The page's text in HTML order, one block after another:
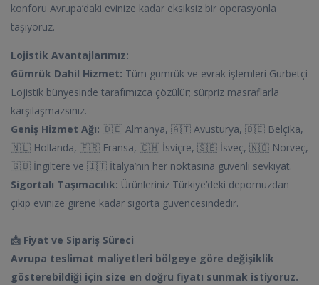
konforu Avrupa’daki evinize kadar eksiksiz bir operasyonla
taşıyoruz.
Lojistik Avantajlarımız:
Gümrük Dahil Hizmet: Tüm gümrük ve evrak işlemleri Gurbetçi
Lojistik bünyesinde tarafımızca çözülür; sürpriz masraflarla
karşılaşmazsınız.
Geniş Hizmet Ağı: 🇩🇪 Almanya, 🇦🇹 Avusturya, 🇧🇪 Belçika,
🇳🇱 Hollanda, 🇫🇷 Fransa, 🇨🇭 İsviçre, 🇸🇪 İsveç, 🇳🇴 Norveç,
🇬🇧 İngiltere ve 🇮🇹 İtalya’nın her noktasına güvenli sevkiyat.
Sigortalı Taşımacılık: Ürünleriniz Türkiye’deki depomuzdan
çıkıp evinize girene kadar sigorta güvencesindedir.
📩 Fiyat ve Sipariş Süreci
Avrupa teslimat maliyetleri bölgeye göre değişiklik
gösterebildiği için size en doğru fiyatı sunmak istiyoruz.